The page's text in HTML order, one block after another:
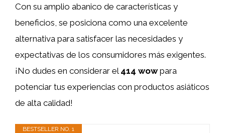
Con su amplio abanico de características y
beneficios, se posiciona como una excelente
alternativa para satisfacer las necesidades y
expectativas de los consumidores más exigentes.
¡No dudes en considerar el 414 wow para
potenciar tus experiencias con productos asiáticos
de alta calidad!
BESTSELLER NO. 1